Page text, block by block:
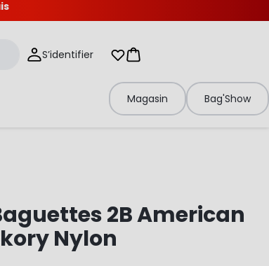
S’identifier Mes listes d'envies
Panier
Magasin Bag'Show
2B American
Nylon